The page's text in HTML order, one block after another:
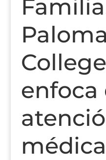
enfoca
médica